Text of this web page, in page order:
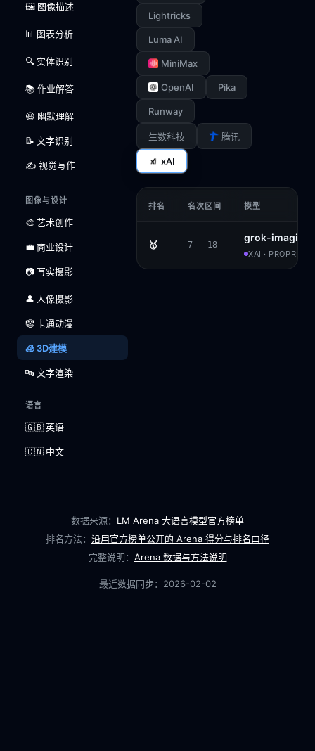
🖼️ 图像描述
📊 图表分析
🔍 实体识别
📚 作业解答
😆 幽默理解
📝 文字识别
✍️ 视觉写作
图像与设计
🎨 艺术创作
💼 商业设计
📷 写实摄影
👤 人像摄影
🤡 卡通动漫
🧊 3D建模
🔤 文字渲染
语言
🇬🇧 英语
🇨🇳 中文
Lightricks
Luma AI
MiniMax
OpenAI Pika
Runway
生数科技 腾讯
xAI
排名 名次区间 模型
🥇 7 - 18
grok-
XAI ·
数据来源： LM Arena 大语言模型官方榜单
排名方法： 沿用官方榜单公开的 Arena 得分与排名口径
完整说明： Arena 数据与方法说明
最近数据同步： 2026-02-02